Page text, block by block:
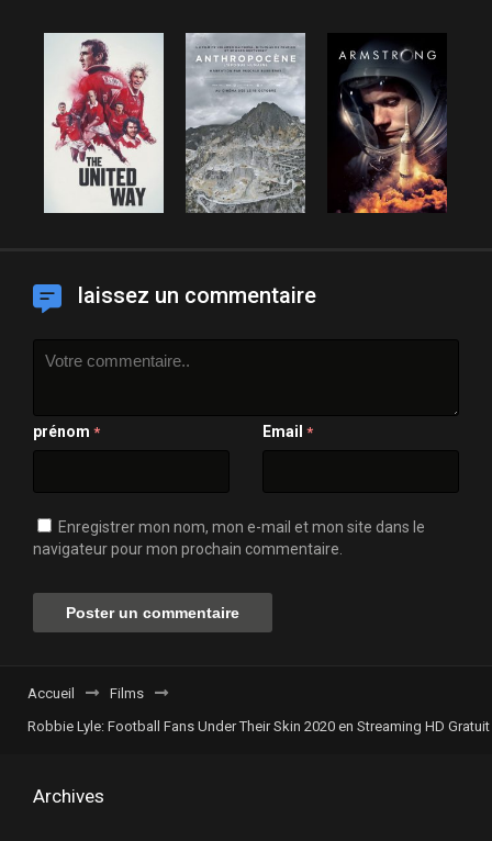
laissez un commentaire
prénom * Email *
Enregistrer mon nom, mon e-mail et mon site dans le
navigateur pour mon prochain commentaire.
Accueil
Films
Robbie Lyle: Football Fans Under Their Skin 2020 en Streaming HD Gratuit
Archives